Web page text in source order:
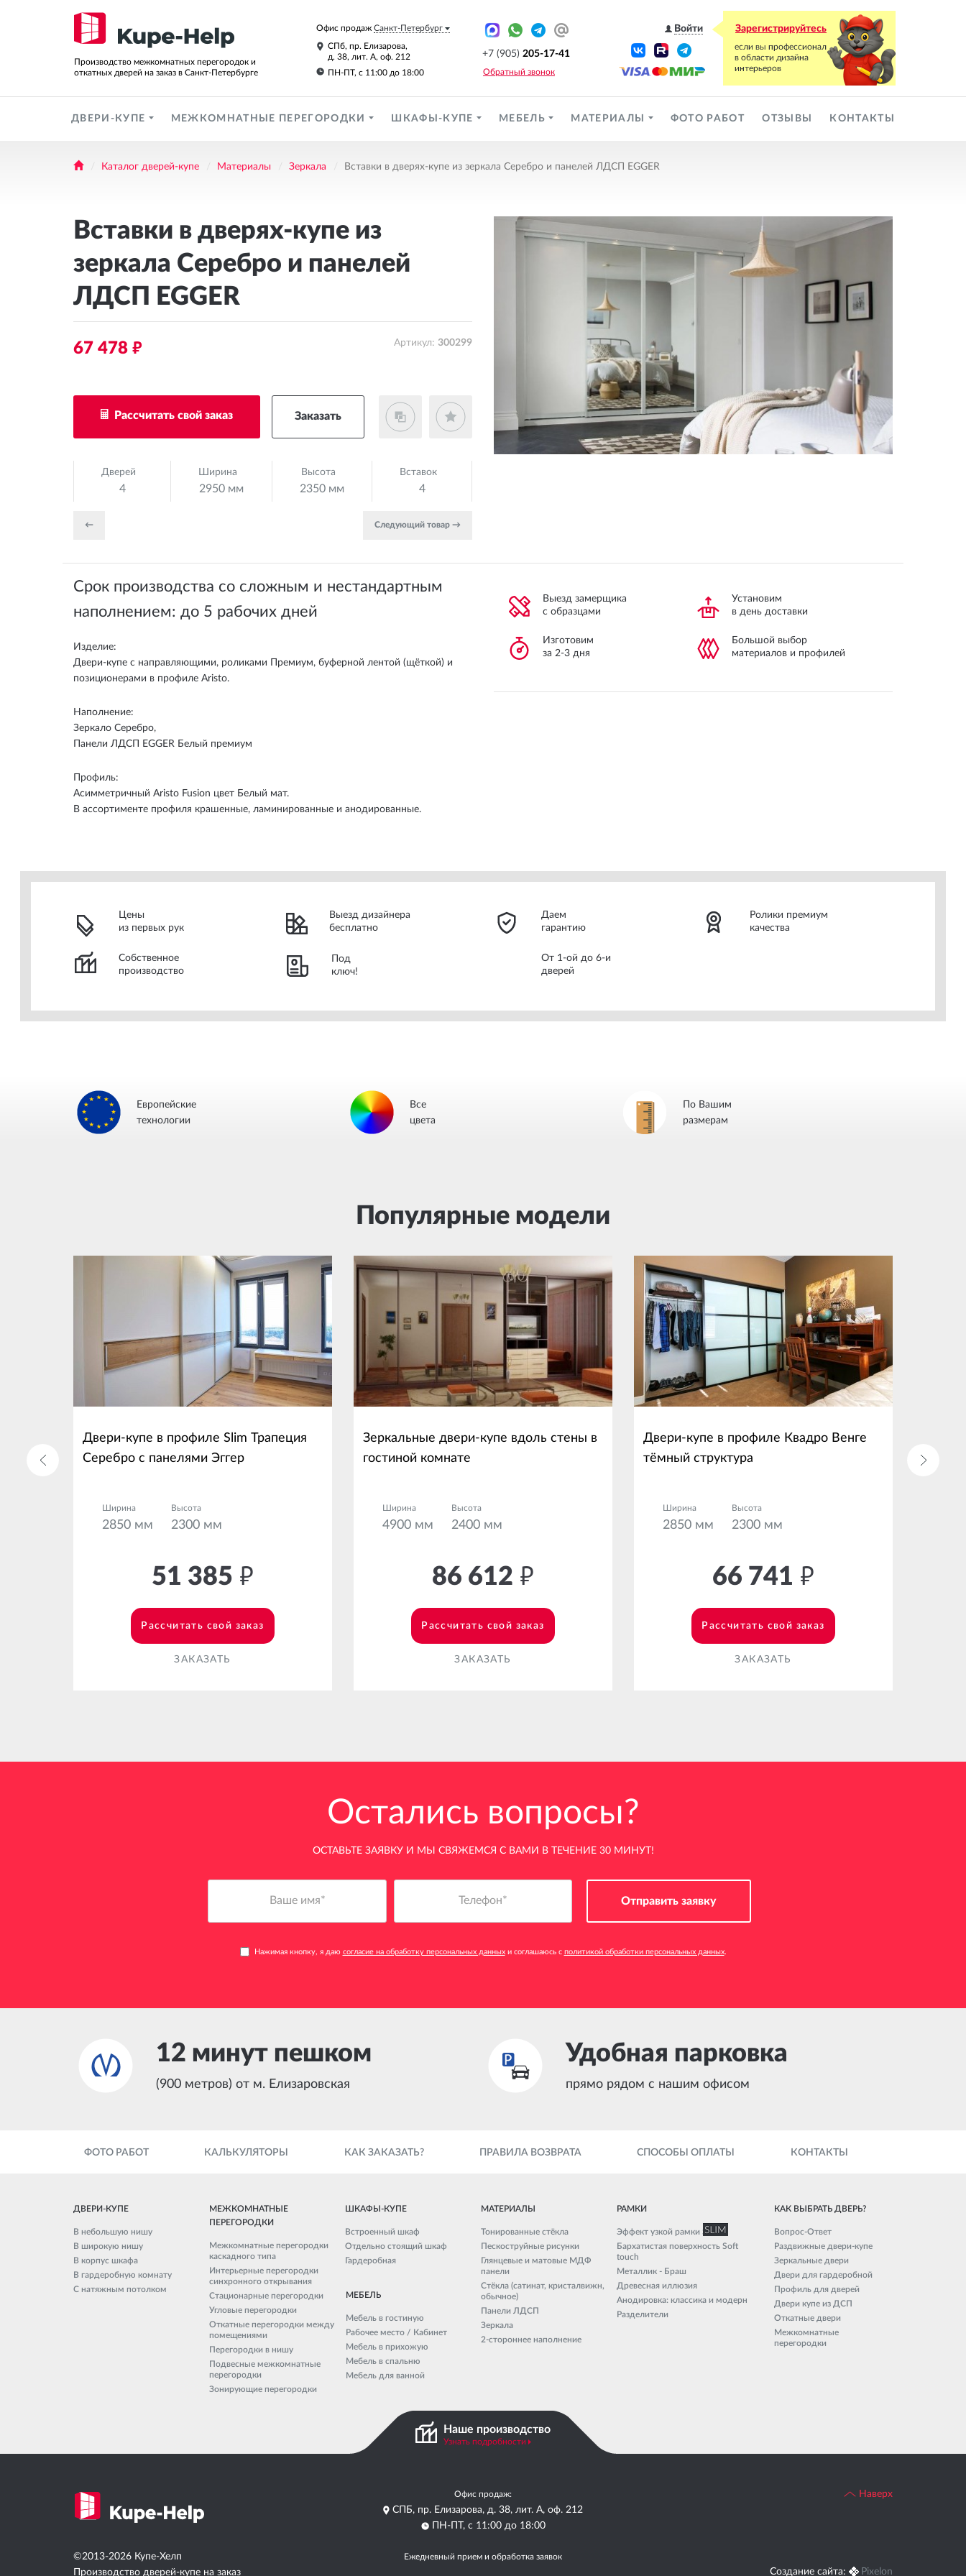
Производство межкомнатных перегородок и
откатных дверей на заказ в Санкт-Петербурге
+7 (905) 205-17-41
Обратный звонок
Войти Зарегистрируйтесь
Офис продаж Санкт-Петербург
СПб, пр. Елизарова,
д. 38, лит. А, оф. 212
ПН-ПТ, с 11:00 до 18:00
ДВЕРИ-КУПЕ МЕЖКОМНАТНЫЕ ПЕРЕГОРОДКИ ШКАФЫ-КУПЕ МЕБЕЛЬ МАТЕРИАЛЫ ФОТО РАБОТ ОТЗЫВЫ КОНТАКТЫ
Каталог дверей-купе Материалы Зеркала Вставки в дверях-купе из зеркала Серебро и панелей ЛДСП EGGER
Вставки в дверях-купе из
зеркала Серебро и панелей
ЛДСП EGGER
67 478 руб. Артикул: 300299
Рассчитать свой заказ Заказать
Дверей
4
Ширина
2950 мм
Высота
2350 мм
Вставок
4
← Cледующий товар →
Срок производства со сложным и нестандартным
наполнением: до 5 рабочих дней
Изделие:
Двери-купе с направляющими, роликами Премиум, буферной лентой (щёткой) и
позиционерами в профиле Aristo.
Наполнение:
Зеркало Серебро,
Панели ЛДСП EGGER Белый премиум
Профиль:
Асимметричный Aristo Fusion цвет Белый мат.
В ассортименте профиля крашенные, ламинированные и анодированные.
Выезд замерщика
с образцами
Установим
в день доставки
Изготовим
за 2-3 дня
Большой выбор
материалов и профилей
Цены
из первых рук
Выезд дизайнера
бесплатно
Даем
гарантию
Ролики премиум
качества
Собственное
производство
Под
ключ!
От 1-ой до 6-и
дверей
Европейские
технологии
Все
цвета
По Вашим
размерам
Популярные модели
Двери-купе в профиле Slim Трапеция
Серебро с панелями Эггер
Ширина
2850 мм
Высота
2300 мм
51 385 руб.
Рассчитать свой заказ
ЗАКАЗАТЬ
Зеркальные двери-купе вдоль стены в
гостиной комнате
Ширина
4900 мм
Высота
2400 мм
86 612 руб.
Рассчитать свой заказ
ЗАКАЗАТЬ
Двери-купе в профиле Квадро Венге
тёмный структура
Ширина
2850 мм
Высота
2300 мм
66 741 руб.
Рассчитать свой заказ
ЗАКАЗАТЬ
Остались вопросы?
ОСТАВЬТЕ ЗАЯВКУ И МЫ СВЯЖЕМСЯ С ВАМИ В ТЕЧЕНИЕ 30 МИНУТ!
Отправить заявку
Нажимая кнопку, я даю согласие на обработку персональных данныхи соглашаюсь с политикой обработки персональных данных.
12 минут пешком
(900 метров) от м. Елизаровская
Удобная парковка
прямо рядом с нашим офисом
ФОТО РАБОТ КАЛЬКУЛЯТОРЫ КАК ЗАКАЗАТЬ? ПРАВИЛА ВОЗВРАТА СПОСОБЫ ОПЛАТЫ КОНТАКТЫ
ДВЕРИ-КУПЕ
В небольшую нишу
В широкую нишу
В корпус шкафа
В гардеробную комнату
С натяжным потолком
МЕЖКОМНАТНЫЕ
ПЕРЕГОРОДКИ
Межкомнатные перегородки
каскадного типа
Интерьерные перегородки
синхронного открывания
Стационарные перегородки
Угловые перегородки
Откатные перегородки между
помещениями
Перегородки в нишу
Подвесные межкомнатные
перегородки
Зонирующие перегородки
ШКАФЫ-КУПЕ
Встроенный шкаф
Отдельно стоящий шкаф
Гардеробная
МЕБЕЛЬ
Мебель в гостиную
Рабочее место / Кабинет
Мебель в прихожую
Мебель в спальню
Мебель для ванной
МАТЕРИАЛЫ
Тонированные стёкла
Пескоструйные рисунки
Глянцевые и матовые МДФ
панели
Стёкла (сатинат, кристалвижн,
обычное)
Панели ЛДСП
Зеркала
2-стороннее наполнение
РАМКИ
Эффект узкой рамки SLIM
Бархатистая поверхность Soft
touch
Металлик - Браш
Древесная иллюзия
Анодировка: классика и модерн
Разделители
КАК ВЫБРАТЬ ДВЕРЬ?
Вопрос-Ответ
Раздвижные двери-купе
Зеркальные двери
Двери для гардеробной
Профиль для дверей
Двери купе из ДСП
Откатные двери
Межкомнатные
перегородки
©2013-2026 Купе-Хелп
Производство дверей-купе на заказ
Наше производство
Узнать подробности
Ежедневный прием и обработка заявок
Офис продаж:
СПБ, пр. Елизарова, д. 38, лит. А, оф. 212
ПН-ПТ, с 11:00 до 18:00
Создание сайта: Pixelon
Наверх